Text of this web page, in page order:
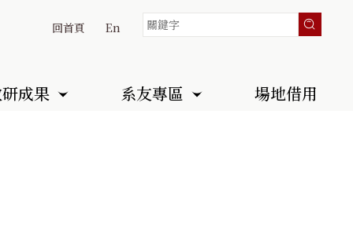
回首頁 En
成果 系友專區 場地借用